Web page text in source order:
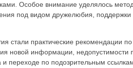
Особое внимание уделялось
под видом дружелюбия, поддержки
стали практические рекомендации
новой информации,
и переходе по подозрительным